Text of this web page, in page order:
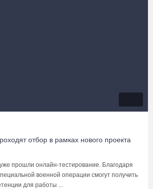
отбор в рамках нового проекта
прошли онлайн-тестирование. Благодаря
военной операции смогут получить
для работы ...